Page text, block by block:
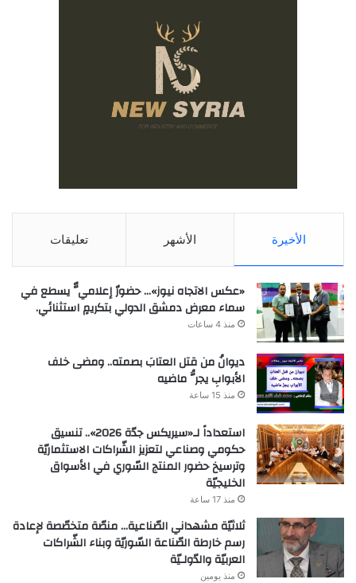
الأخيرة الأشهر تعليقات
«عكس الاتجاه نيوز»… حضورٌ إعلاميٌّ يسطع في
سماء معرض دمشق الدولي بتكريمٍ استثنائي.
منذ 4 ساعات
ديوانُ من قتل العتابَ بصمته.. ومضى خلف
الأبوابِ يجرُّ ماضيه
منذ 15 ساعة
استعداداً لـ«سيريكس جدّة 2026».. تنسيق
حكومي وصناعي لتعزيز الشّراكات الاستثماريّة
وترسيخ حضور المنتج السّوري في الأسواق
الخليجيّة
منذ 17 ساعة
ثلاثيّة مشهداني الصّناعية… منصّة متخصّصة لإعادة
رسم خارطة الصّناعة السّوريّة وبناء الشّراكات
العربيّة والدّولـيّة
منذ يومين